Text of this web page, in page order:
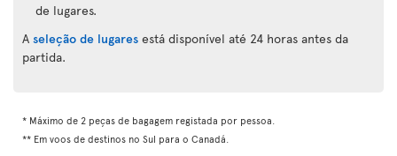
de lugares.
A seleção de lugares está disponível até 24 horas antes da
partida.
* Máximo de 2 peças de bagagem registada por pessoa.
** Em voos de destinos no Sul para o Canadá.